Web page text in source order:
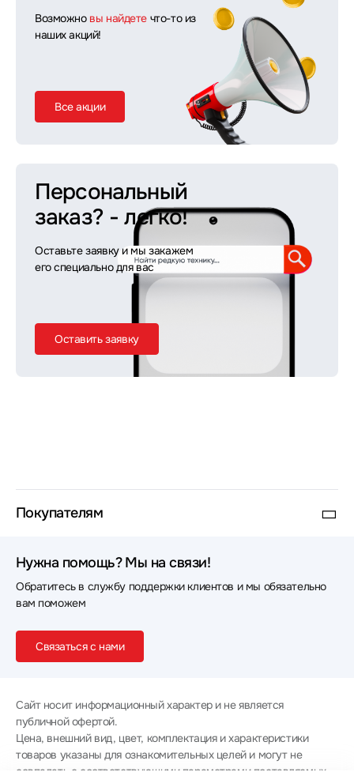
Возможно вы найдете что-то из
наших акций!
Все акции
Персональный
заказ? - легко!
Оставьте заявку и мы закажем
его специально для вас
Оставить заявку
Покупателям
Нужна помощь? Мы на связи!
Обратитесь в службу поддержки клиентов и мы обязательно
вам поможем
Связаться с нами
Сайт носит информационный характер и не является
публичной офертой.
Цена, внешний вид, цвет, комплектация и характеристики
товаров указаны для ознакомительных целей и могут не